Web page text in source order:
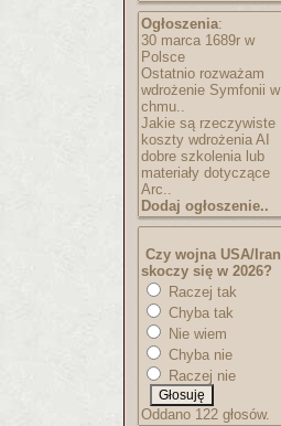
Ogłoszenia:
30 marca 1689r w
Polsce
Ostatnio rozważam
wdrożenie Symfonii w
chmu..
Jakie są rzeczywiste
koszty wdrożenia AI
dobre szkolenia lub
materiały dotyczące
Arc..
Dodaj ogłoszenie..
Czy wojna USA/Iran
skoczy się w 2026?
Raczej tak
Chyba tak
Nie wiem
Chyba nie
Raczej nie
Oddano 122 głosów.